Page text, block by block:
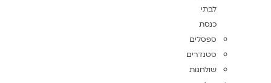
לבתי
כנסת
ספסלים
סטנדרים
שולחנות